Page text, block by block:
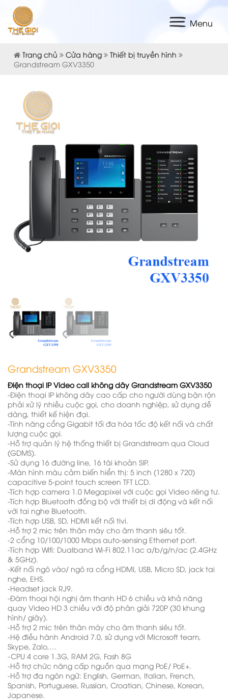
Menu
Trang chủ Cửa hàng
Thiết bị truyền hình
Grandstream GXV3350
Grandstream GXV3350
Điện thoại IP Video call không dây Grandstream GXV3350
-Điện thoại IP không dây cao cấp cho người dùng bận rộn
phải xử lý nhiều cuộc gọi, cho doanh nghiệp, sử dụng dễ
dàng, thiết kế hiện đại.
-Tính năng cổng Gigabit tối đa hóa tốc độ kết nối và chất
lượng cuộc gọi.
-Hỗ trợ quản lý hệ thống thiết bị Grandstream qua Cloud
(GDMS).
-Sử dụng 16 đường line, 16 tài khoản SIP.
-Màn hình màu cảm biến hiển thị: 5 inch (1280 x 720)
capacitive 5-point touch screen TFT LCD.
-Tích hợp camera 1.0 Megapixel với cuộc gọi Video riêng tư.
-Tích hợp Bluetooth đồng bộ với thiết bị di động và kết nối
với tai nghe Bluetooth.
-Tích hợp USB, SD, HDMI kết nối tivi.
-Hỗ trợ 2 mic trên thân máy cho âm thanh siêu tốt.
-2 cổng 10/100/1000 Mbps auto-sensing Ethernet port.
-Tích hợp Wifi: Dualband Wi-Fi 802.11ac a/b/g/n/ac (2.4GHz
& 5GHz).
-Kết nối ngõ vào/ ngõ ra cổng HDMI, USB, Micro SD, jack tai
nghe, EHS.
-Headset jack RJ9.
-Đàm thoại hội nghị âm thanh HD 6 chiều và khả năng
quay Video HD 3 chiều với độ phân giải 720P (30 khung
hình/ giây).
-Hỗ trợ 2 mic trên thân máy cho âm thanh siêu tốt.
-Hệ điều hành Android 7.0, sử dụng với Microsoft team,
Skype, Zalo,…
-CPU 4 core 1.3G, RAM 2G, Fash 8G
-Hỗ trợ chức năng cấp nguồn qua mạng PoE/ PoE+.
-Hỗ trợ đa ngôn ngữ: English, German, Italian, French,
Spanish, Portuguese, Russian, Croatian, Chinese, Korean,
Japanese.